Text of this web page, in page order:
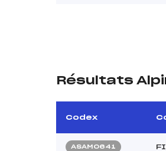
Résultats
Codex
ASAM0641